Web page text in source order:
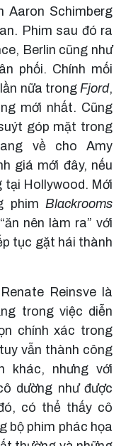
Aaron Schimberg
Phim sau đó ra
Berlin cũng như
phối. Chính mối
nữa trong Fjord,
mới nhất. Cũng
góp mặt trong
về cho Amy
giá mới đây, nếu
tại Hollywood. Mới
phim Blackrooms
nên làm ra” với
tục gặt hái thành
Reinsve là
trong việc diễn
chính xác trong
vẫn thành công
khác, nhưng với
dường như được
có thể thấy cô
bộ phim phác họa